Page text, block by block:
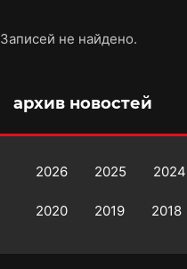
Записей не найдено.
архив новостей
2026 2025 2024
2020 2019 2018